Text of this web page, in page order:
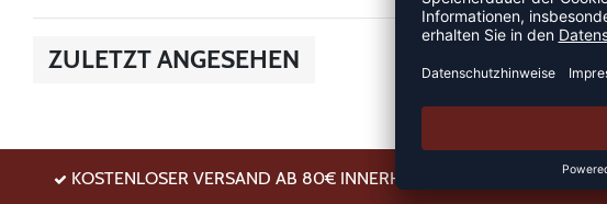
ZULETZT ANGESEHEN
KOSTENLOSER VERSAND AB 80€ INNERHALB DE